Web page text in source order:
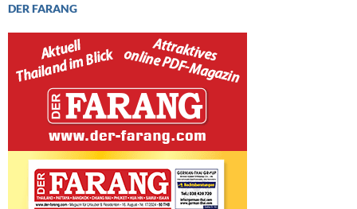
DER FARANG